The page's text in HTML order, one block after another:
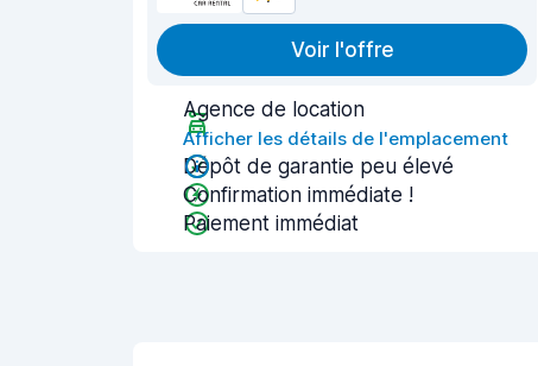
Voir l'offre
Agence de location
Afficher les détails de l'emplacement
Dépôt de garantie peu élevé
Confirmation immédiate !
Paiement immédiat